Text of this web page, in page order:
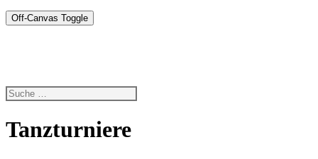
Off-Canvas Toggle
Tanzturniere